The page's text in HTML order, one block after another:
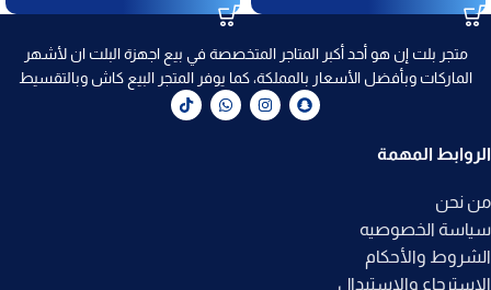
متجر بلت إن هو أحد أكبر المتاجر المتخصصة في بيع اجهزة البلت ان لأشهر
الماركات وبأفضل الأسعار بالمملكة، كما يوفر المتجر البيع كاش وبالتقسيط
الروابط المهمة
من نحن
سياسة الخصوصيه
الشروط والأحكام
الاسترجاع والاستبدال